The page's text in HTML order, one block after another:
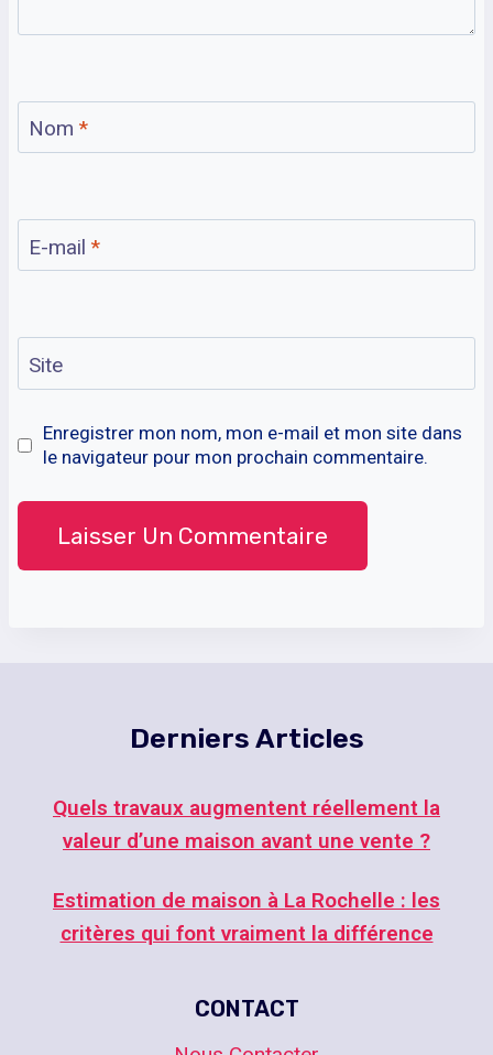
Nom *
E-mail *
Site
Enregistrer mon nom, mon e-mail et mon site dans
le navigateur pour mon prochain commentaire.
Derniers Articles
Quels travaux augmentent réellement la
valeur d’une maison avant une vente ?
Estimation de maison à La Rochelle : les
critères qui font vraiment la différence
CONTACT